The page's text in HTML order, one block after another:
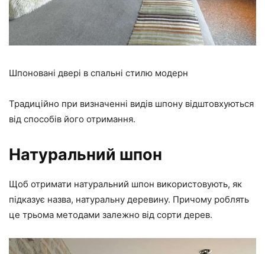
Шпоновані двері в спальні стилю модерн
Традиційно при визначенні видів шпону відштовхуються
від способів його отримання.
Натуральний шпон
Щоб отримати натуральний шпон використовують, як
підказує назва, натуральну деревину. Причому роблять
це трьома методами залежно від сорти дерев.